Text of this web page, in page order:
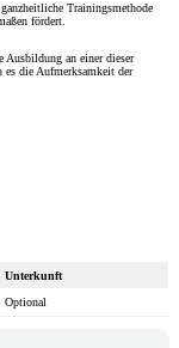
Trainingsmethode
fördert.
Ausbildung an einer dieser
es die Aufmerksamkeit der
Unterkunft
Optional